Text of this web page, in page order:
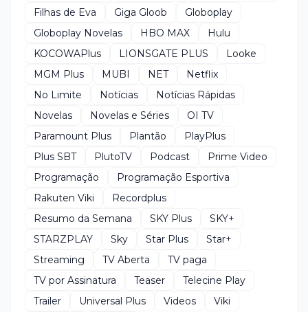
Filhas de Eva
Giga Gloob
Globoplay
Globoplay Novelas
HBO MAX
Hulu
KOCOWAPlus
LIONSGATE PLUS
Looke
MGM Plus
MUBI NET
Netflix
No Limite
Notícias
Notícias Rápidas
Novelas
Novelas e Séries
OI TV
Paramount Plus
Plantão
PlayPlus
Plus SBT
PlutoTV Podcast
Prime Video
Programação
Programação Esportiva
Rakuten Viki
Recordplus
Resumo da Semana
SKY Plus
SKY+
STARZPLAY
Sky Star Plus
Star+
Streaming
TV Aberta
TV paga
TV por Assinatura
Teaser
Telecine Play
Trailer
Universal Plus Videos
Viki